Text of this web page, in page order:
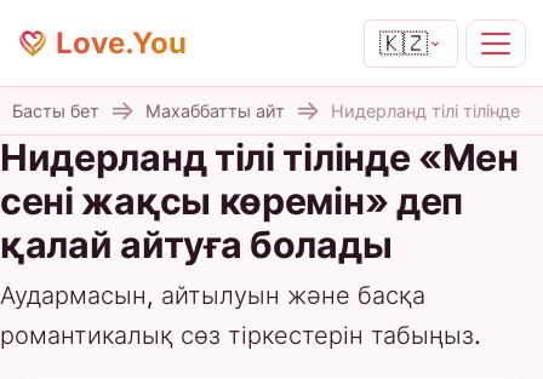
Love.You 🇰🇿
Басты бет Махаббатты айт Нидерланд тілі тілінде
Нидерланд тілі тілінде «Мен
сені жақсы көремін» деп
қалай айтуға болады
Аудармасын, айтылуын және басқа
романтикалық сөз тіркестерін табыңыз.